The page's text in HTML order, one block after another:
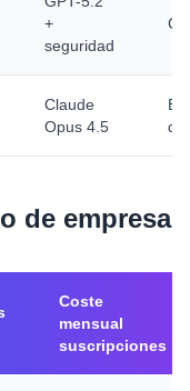
+
seguridad
Claude
Opus 4.5
de empresa
Coste
mensual
suscripciones